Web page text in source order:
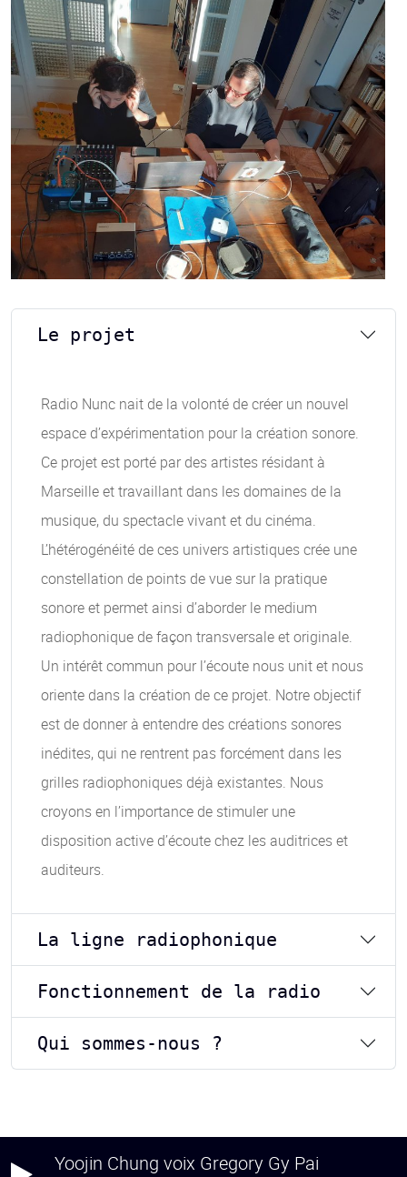
Le projet
Radio Nunc nait de la volonté de créer un nouvel
espace d’expérimentation pour la création sonore.
Ce projet est porté par des artistes résidant à
Marseille et travaillant dans les domaines de la
musique, du spectacle vivant et du cinéma.
L’hétérogénéité de ces univers artistiques crée une
constellation de points de vue sur la pratique
sonore et permet ainsi d’aborder le medium
radiophonique de façon transversale et originale.
Un intérêt commun pour l’écoute nous unit et nous
oriente dans la création de ce projet. Notre objectif
est de donner à entendre des créations sonores
inédites, qui ne rentrent pas forcément dans les
grilles radiophoniques déjà existantes. Nous
croyons en l’importance de stimuler une
disposition active d’écoute chez les auditrices et
auditeurs.
La ligne radiophonique
Fonctionnement de la radio
Qui sommes-nous ?
Yoojin Chung voix Gregory Gy Pai